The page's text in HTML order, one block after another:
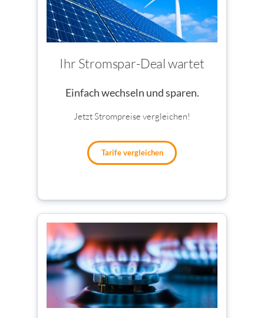
Ihr Stromspar-Deal wartet
Einfach wechseln und sparen.
Jetzt Strompreise vergleichen!
Tarife vergleichen